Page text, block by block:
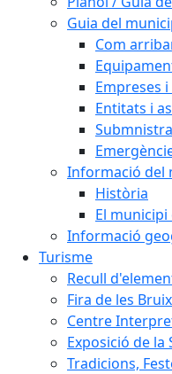
Guia del
Com
Empreses
Entitats i
Informació del
Història
El
Informació
Turisme
Recull
Fira de les
Centre
Exposició de la
Tradicions,